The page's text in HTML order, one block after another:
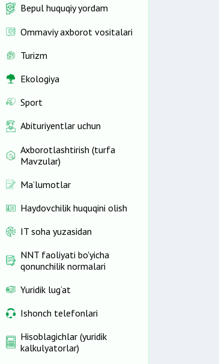
Bepul huquqiy yordam
Ommaviy axborot vositalari
Turizm
Ekologiya
Sport
Abituriyentlar uchun
Axborotlashtirish (turfa
Mavzular)
Ma’lumotlar
Haydovchilik huquqini olish
IT soha yuzasidan
NNT faoliyati bo'yicha
qonunchilik normalari
Yuridik lug‘at
Ishonch telefonlari
Hisoblagichlar (yuridik
kalkulyatorlar)